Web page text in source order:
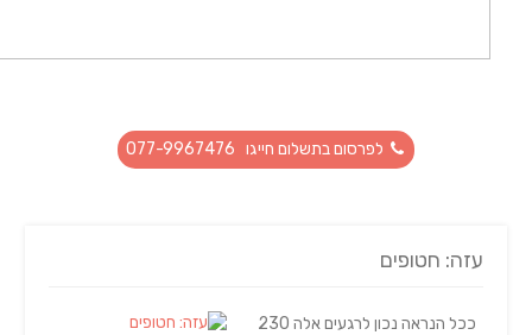
לפרסום בתשלום חייגו 077-9967476
עזה: חטופים
ככל הנראה נכון לרגעים אלה 230